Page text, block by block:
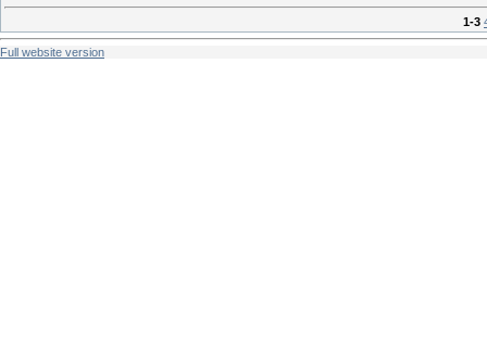
1-3
Full website version